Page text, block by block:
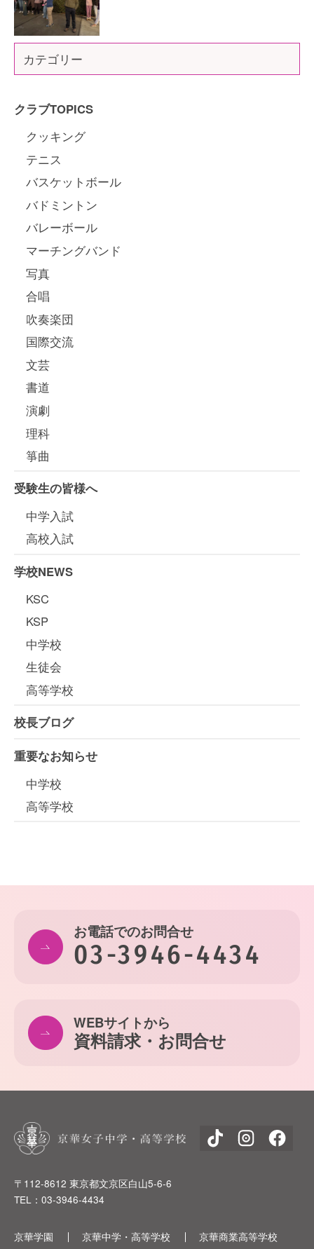
カテゴリー
クラブTOPICS
クッキング
テニス
バスケットボール
バドミントン
バレーボール
マーチングバンド
写真
合唱
吹奏楽団
国際交流
文芸
書道
演劇
理科
箏曲
受験生の皆様へ
中学入試
高校入試
学校NEWS
KSC
KSP
中学校
生徒会
高等学校
校長ブログ
重要なお知らせ
中学校
高等学校
お電話でのお問合せ
03-3946-4434
WEBサイトから
資料請求・お問合せ
〒112-8612 東京都文京区白山5-6-6
TEL：03-3946-4434
京華学園 京華中学・高等学校 京華商業高等学校